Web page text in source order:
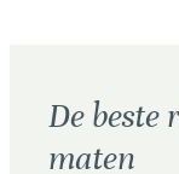
De beste
maten